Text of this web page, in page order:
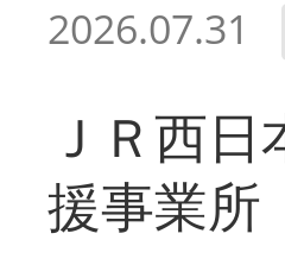
2026.07.31
ＪＲ西
援事業所